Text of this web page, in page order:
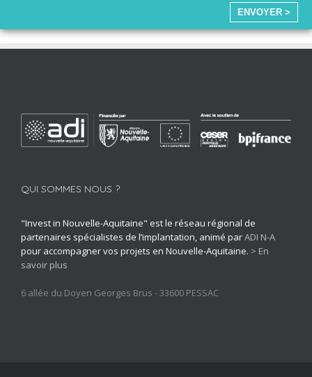
ENVOYER >
QUI SOMMES NOUS ?
"Invest in Nouvelle-Aquitaine" est le réseau régional de
partenaires spécialistes de l’implantation, animé parADI N-A
pour accompagner vos projets en Nouvelle-Aquitaine. > En
savoir plus
6 allée du Doyen Georges Brus - 33600 PESSAC